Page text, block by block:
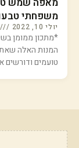
משפחתי
יולי 10, 2022
*מתכון ממומן
המנות האלה
טועמים ודורשים